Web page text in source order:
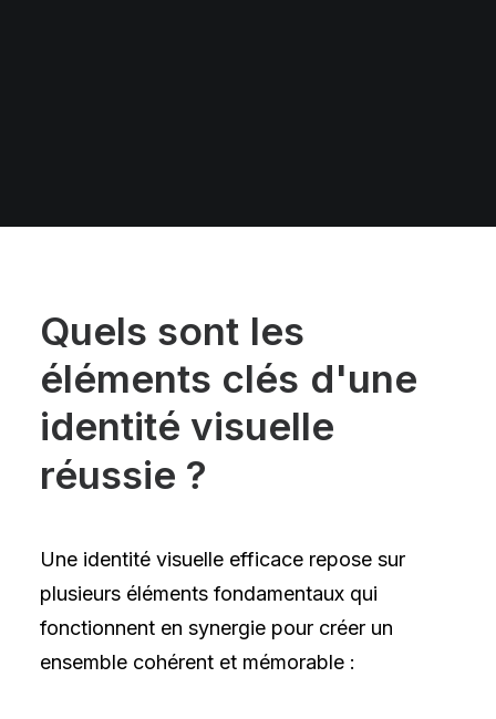
Quels sont les
éléments clés d'une
identité visuelle
réussie ?
Une identité visuelle efficace repose sur
plusieurs éléments fondamentaux qui
fonctionnent en synergie pour créer un
ensemble cohérent et mémorable :